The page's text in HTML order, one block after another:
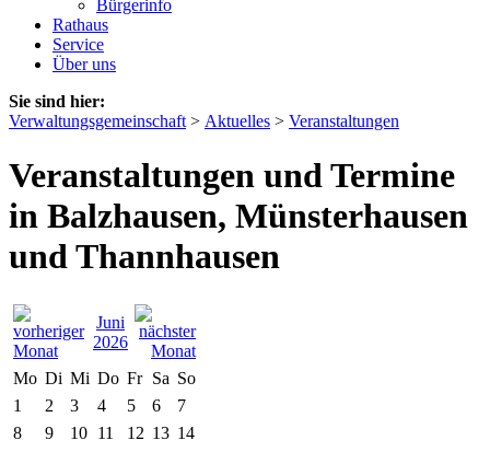
Bürgerinfo
Rathaus
Service
Über uns
Sie sind hier:
Verwaltungsgemeinschaft > Aktuelles > Veranstaltungen
Veranstaltungen und Termine
in Balzhausen, Münsterhausen
und Thannhausen
Juni
2026
Mo Di Mi Do Fr Sa So
1
2 3 4 5 6
7
8
9 10 11 12 13 14